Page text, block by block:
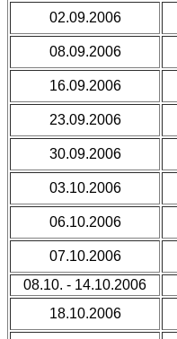
02.09.2006
08.09.2006
16.09.2006
23.09.2006
30.09.2006
03.10.2006
06.10.2006
07.10.2006
08.10. - 14.10.2006
18.10.2006